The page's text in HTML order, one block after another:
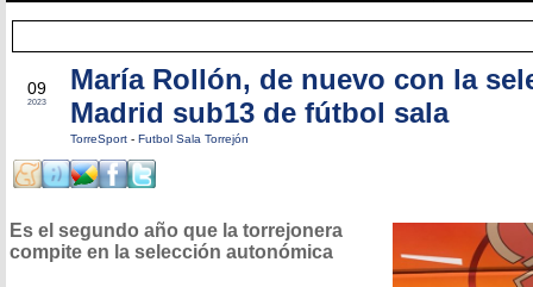
09
2023
María Rollón, de nuevo con la
Madrid sub13 de fútbol sala
TorreSport - Futbol Sala Torrejón
Es el segundo año que la torrejonera
compite en la selección autonómica